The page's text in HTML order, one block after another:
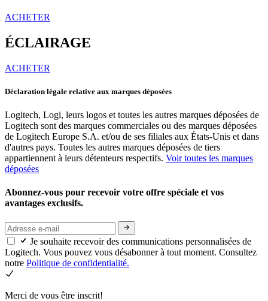
ACHETER
ÉCLAIRAGE
ACHETER
Déclaration légale relative aux marques déposées
Logitech, Logi, leurs logos et toutes les autres marques déposées de
Logitech sont des marques commerciales ou des marques déposées
de Logitech Europe S.A. et/ou de ses filiales aux États-Unis et dans
d'autres pays. Toutes les autres marques déposées de tiers
appartiennent à leurs détenteurs respectifs. Voir toutes les marques
déposées
Abonnez-vous pour recevoir votre offre spéciale et vos
avantages exclusifs.
Je souhaite recevoir des communications personnalisées de
Logitech. Vous pouvez vous désabonner à tout moment. Consultez
notre Politique de confidentialité.
Merci de vous être inscrit!